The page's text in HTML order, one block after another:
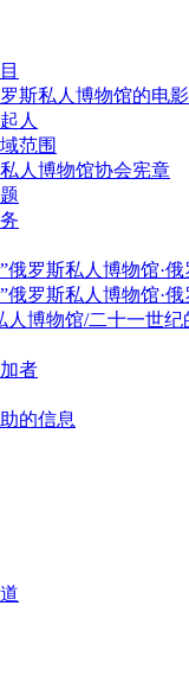
斯私人博物馆的电影
人
范围
人博物馆协会宪章
俄罗斯私人博物馆·
俄罗斯私人博物馆·
人博物馆/二十一世
者
的信息